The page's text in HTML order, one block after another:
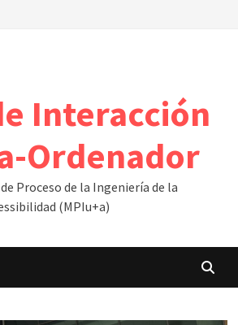
Interacción
Ordenador
Proceso de la Ingeniería de la
(MPIu+a)